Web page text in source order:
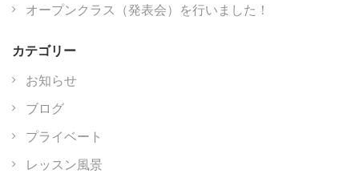
オープンクラス（発表会）を行いました！
カテゴリー
お知らせ
ブログ
プライベート
レッスン風景